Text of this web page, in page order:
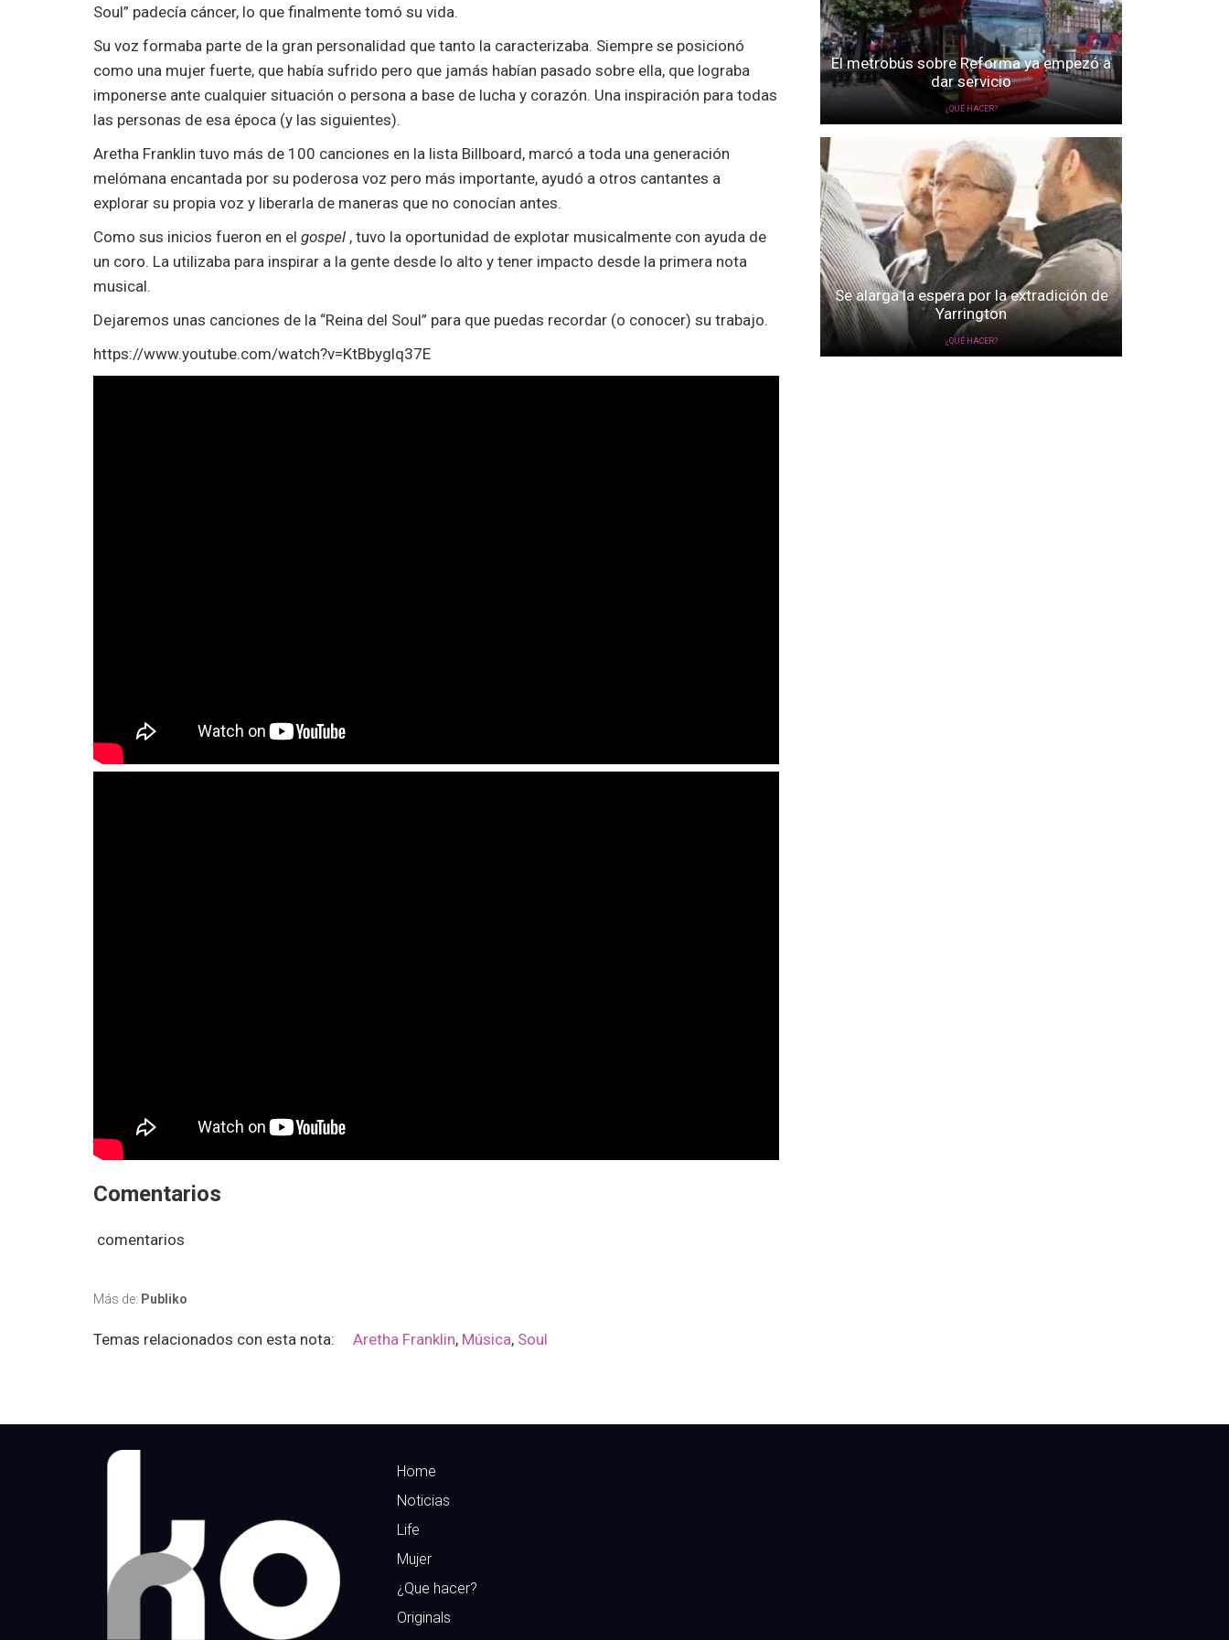
Soul” padecía cáncer, lo que finalmente tomó su vida.
Su voz formaba parte de la gran personalidad que tanto la caracterizaba. Siempre se posicionó
como una mujer fuerte, que había sufrido pero que jamás habían pasado sobre ella, que lograba
imponerse ante cualquier situación o persona a base de lucha y corazón. Una inspiración para todas
las personas de esa época (y las siguientes).
Aretha Franklin tuvo más de 100 canciones en la lista Billboard, marcó a toda una generación
melómana encantada por su poderosa voz pero más importante, ayudó a otros cantantes a
explorar su propia voz y liberarla de maneras que no conocían antes.
Como sus inicios fueron en el gospel , tuvo la oportunidad de explotar musicalmente con ayuda de
un coro. La utilizaba para inspirar a la gente desde lo alto y tener impacto desde la primera nota
musical.
Dejaremos unas canciones de la “Reina del Soul” para que puedas recordar (o conocer) su trabajo.
https://www.youtube.com/watch?v=KtBbyglq37E
Comentarios
comentarios
Más de: Publiko
Temas relacionados con esta nota: Aretha Franklin, Música, Soul
El metrobús sobre Reforma ya empezó a
dar servicio
¿QUÉ HACER?
Se alarga la espera por la extradición de
Yarrington
¿QUÉ HACER?
Home
Noticias
Life
Mujer
¿Que hacer?
Originals